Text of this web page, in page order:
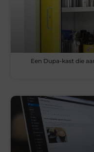
Een Dupa-kast die